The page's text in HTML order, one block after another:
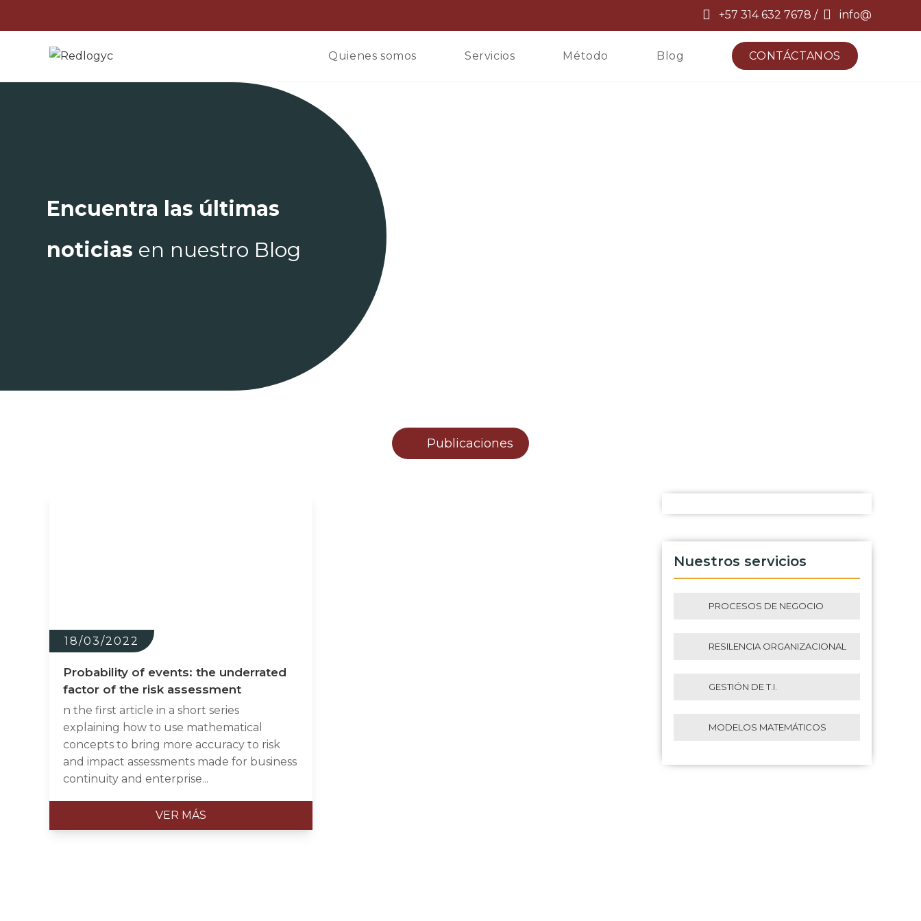
+57 314 632 7678 / info@
Quienes somos Servicios Método Blog CONTÁCTANOS
Encuentra las últimas
noticias en nuestro Blog
Publicaciones
18/03/2022
Probability of events: the underrated
factor of the risk assessment
n the first article in a short series
explaining how to use mathematical
concepts to bring more accuracy to risk
and impact assessments made for business
continuity and enterprise...
VER MÁS
Nuestros servicios
PROCESOS DE NEGOCIO
RESILENCIA ORGANIZACIONAL
GESTIÓN DE T.I.
MODELOS MATEMÁTICOS